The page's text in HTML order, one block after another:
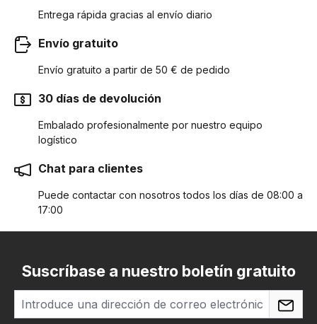
Entrega rápida gracias al envío diario
Envío gratuito
Envío gratuito a partir de 50 € de pedido
30 días de devolución
Embalado profesionalmente por nuestro equipo
logístico
Chat para clientes
Puede contactar con nosotros todos los días de 08:00 a
17:00
Suscríbase a nuestro boletín gratuito